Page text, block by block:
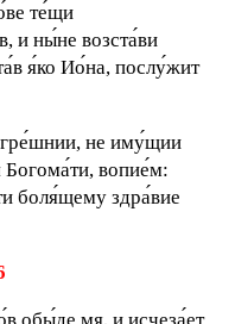
те́щи
и ны́не возста́ви
я́ко Ио́на, послу́жит
не иму́щии
Богома́ти, вопие́м:
боля́щему здра́вие